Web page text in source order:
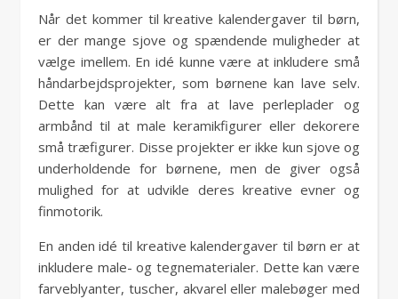
Når det kommer til kreative kalendergaver til børn,
er der mange sjove og spændende muligheder at
vælge imellem. En idé kunne være at inkludere små
håndarbejdsprojekter, som børnene kan lave selv.
Dette kan være alt fra at lave perleplader og
armbånd til at male keramikfigurer eller dekorere
små træfigurer. Disse projekter er ikke kun sjove og
underholdende for børnene, men de giver også
mulighed for at udvikle deres kreative evner og
finmotorik.
En anden idé til kreative kalendergaver til børn er at
inkludere male- og tegnematerialer. Dette kan være
farveblyanter, tuscher, akvarel eller malebøger med